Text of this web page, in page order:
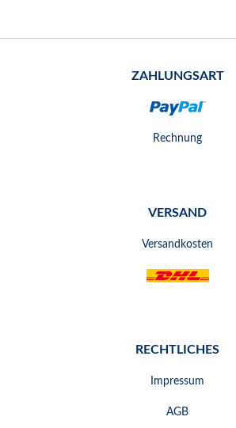
ZAHLUNGSART
Rechnung
VERSAND
Versandkosten
RECHTLICHES
Impressum
AGB